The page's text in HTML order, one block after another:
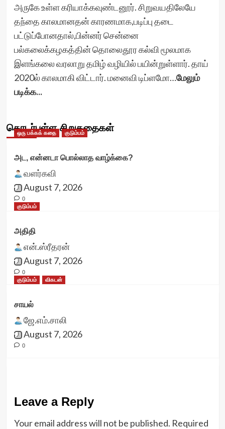
அருகே உள்ள கரியாக்கவுண்டனூர். சிறுவயதிலேயே
தந்தை காலமானதன் காரணமாக,படிப்பு தடை
பட்டுப்போனதால்,பின்னர் சென்னை
பல்கலைக்கழகத்தின் தொலைதூர கல்வி மூலமாக
இளங்கலை வரலாறு தமிழ் வழியில் பயின்றுள்ளார். தாய்
2020ல் காலமாகி விட்டார். மனைவி டிப்ளமோ…மேலும்
படிக்க...
தொடர்புள்ள சிறுகதைகள்
ஒரு பக்கக் கதை குடும்பம்
அட, என்னடா பொல்லாத வாழ்க்கை?
வளர்கவி
August 7, 2026
0
குடும்பம்
அதிதி
என்.ஸ்ரீதரன்
August 7, 2026
0
குடும்பம்
விகடன்
சாயல்
ஜே.எம்.சாலி
August 7, 2026
0
Leave a Reply
Your email address will not be published. Required